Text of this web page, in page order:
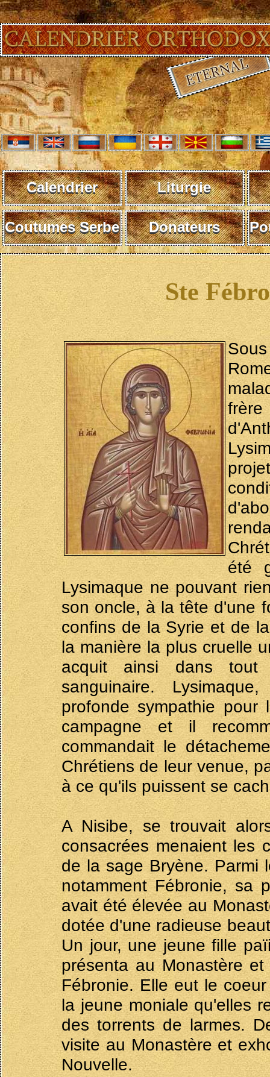
Calendrier Liturgie
Coutumes Serbe Donateurs
Ste
été
Lysimaque ne pouvant
son oncle, à la tête d'une
confins de la Syrie et de
la manière la plus cruelle
acquit ainsi dans tout
sanguinaire.
profonde sympathie pour
campagne et il
commandait le
Chrétiens de leur venue,
à ce qu'ils puissent se
A Nisibe, se trouvait
consacrées menaient les
de la sage Bryène. Parmi
notamment Fébronie, sa
avait été élevée au
dotée d'une radieuse
Un jour, une jeune fille
présenta au Monastère
Fébronie. Elle eut le
la jeune moniale qu'elles
des torrents de larmes.
visite au Monastère et
Nouvelle.